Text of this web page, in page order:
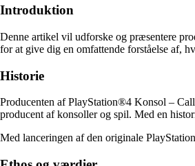
Introduktion
Denne artikel vil udforske og præsentere
for at give dig en omfattende forståelse af,
Historie
Producenten af PlayStation®4 Konsol –
producent af konsoller og spil. Med en
Med lanceringen af den originale